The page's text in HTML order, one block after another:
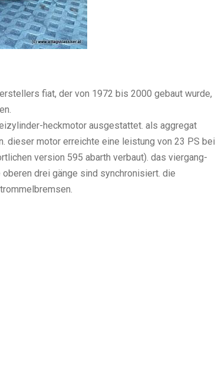
fiat, der von 1972 bis 2000 gebaut wurde,
heckmotor ausgestattet. als aggregat
dieser motor erreichte eine leistung von 23 PS bei
version 595 abarth verbaut). das viergang-
drei gänge sind synchronisiert. die